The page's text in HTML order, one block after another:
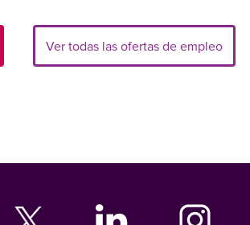
Ver todas las ofertas de empleo